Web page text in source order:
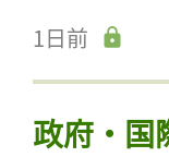
1日前
政府・国